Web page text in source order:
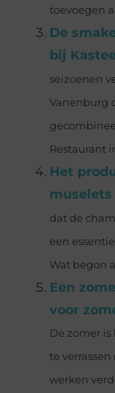
toevoegen
De
bij
seizoenen
Vanenburg
Restaurant
Het
muselets
dat de
een
Wat begon
Een
voor
De zomer
te
werken